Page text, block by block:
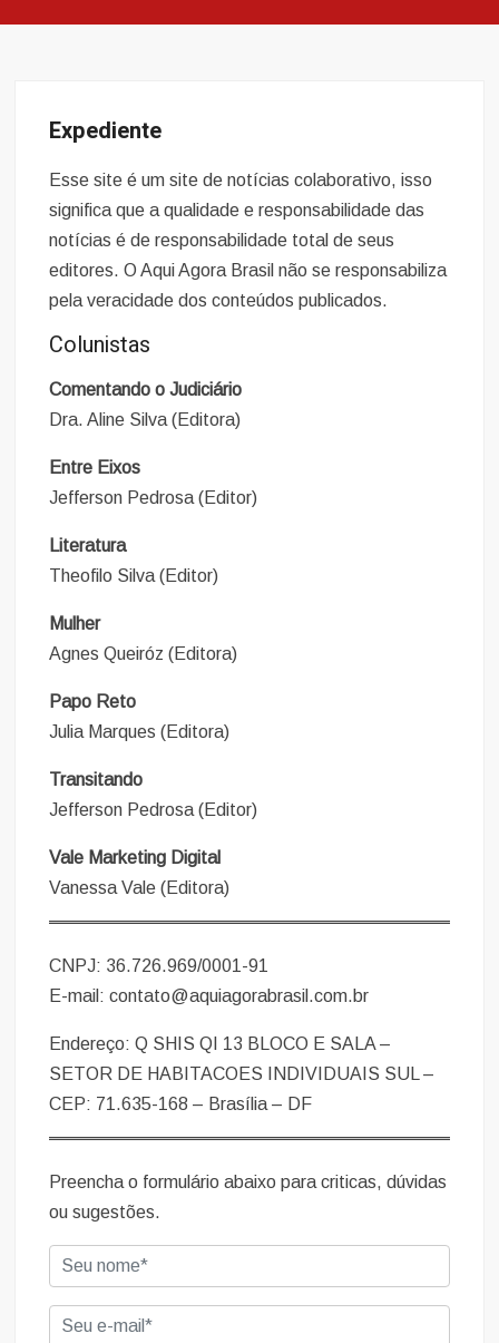
Expediente
Esse site é um site de notícias colaborativo, isso
significa que a qualidade e responsabilidade das
notícias é de responsabilidade total de seus
editores. O Aqui Agora Brasil não se responsabiliza
pela veracidade dos conteúdos publicados.
Colunistas
Comentando o Judiciário
Dra. Aline Silva (Editora)
Entre Eixos
Jefferson Pedrosa (Editor)
Literatura
Theofilo Silva (Editor)
Mulher
Agnes Queiróz (Editora)
Papo Reto
Julia Marques (Editora)
Transitando
Jefferson Pedrosa (Editor)
Vale Marketing Digital
Vanessa Vale (Editora)
CNPJ: 36.726.969/0001-91
E-mail: contato@aquiagorabrasil.com.br
Endereço: Q SHIS QI 13 BLOCO E SALA –
SETOR DE HABITACOES INDIVIDUAIS SUL –
CEP: 71.635-168 – Brasília – DF
Preencha o formulário abaixo para criticas, dúvidas
ou sugestões.